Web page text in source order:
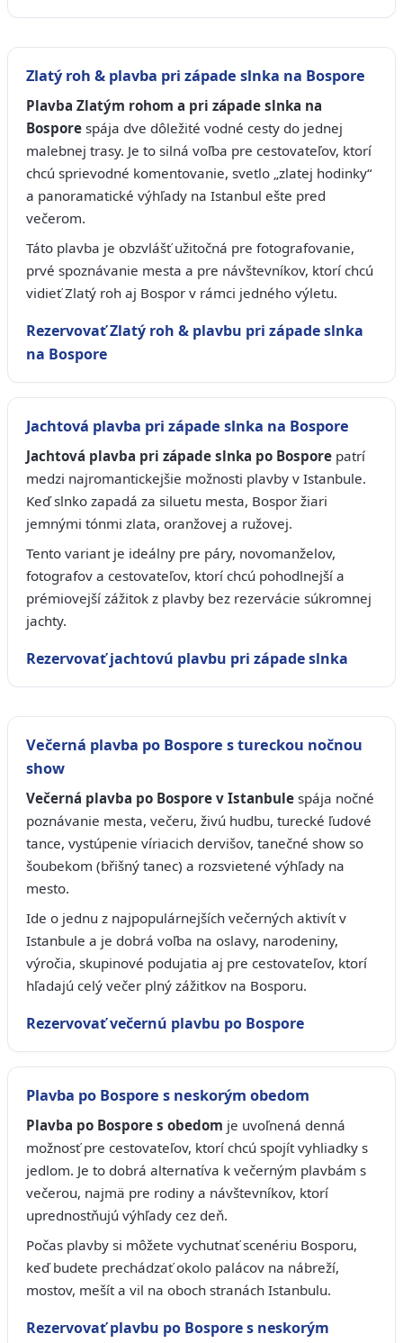
Zlatý roh & plavba pri západe slnka na Bospore
Plavba Zlatým rohom a pri západe slnka na
Bospore spája dve dôležité vodné cesty do jednej
malebnej trasy. Je to silná voľba pre cestovateľov, ktorí
chcú sprievodné komentovanie, svetlo „zlatej hodinky“
a panoramatické výhľady na Istanbul ešte pred
večerom.
Táto plavba je obzvlášť užitočná pre fotografovanie,
prvé spoznávanie mesta a pre návštevníkov, ktorí chcú
vidieť Zlatý roh aj Bospor v rámci jedného výletu.
Rezervovať Zlatý roh & plavbu pri západe slnka
na Bospore
Jachtová plavba pri západe slnka na Bospore
Jachtová plavba pri západe slnka po Bospore patrí
medzi najromantickejšie možnosti plavby v Istanbule.
Keď slnko zapadá za siluetu mesta, Bospor žiari
jemnými tónmi zlata, oranžovej a ružovej.
Tento variant je ideálny pre páry, novomanželov,
fotografov a cestovateľov, ktorí chcú pohodlnejší a
prémiovejší zážitok z plavby bez rezervácie súkromnej
jachty.
Rezervovať jachtovú plavbu pri západe slnka
Večerná plavba po Bospore s tureckou nočnou
show
Večerná plavba po Bospore v Istanbule spája nočné
poznávanie mesta, večeru, živú hudbu, turecké ľudové
tance, vystúpenie víriacich dervišov, tanečné show so
šoubekom (břišný tanec) a rozsvietené výhľady na
mesto.
Ide o jednu z najpopulárnejších večerných aktivít v
Istanbule a je dobrá voľba na oslavy, narodeniny,
výročia, skupinové podujatia aj pre cestovateľov, ktorí
hľadajú celý večer plný zážitkov na Bosporu.
Rezervovať večernú plavbu po Bospore
Plavba po Bospore s neskorým obedom
Plavba po Bospore s obedom je uvoľnená denná
možnosť pre cestovateľov, ktorí chcú spojít vyhliadky s
jedlom. Je to dobrá alternatíva k večerným plavbám s
večerou, najmä pre rodiny a návštevníkov, ktorí
uprednostňujú výhľady cez deň.
Počas plavby si môžete vychutnať scenériu Bosporu,
keď budete prechádzať okolo palácov na nábreží,
mostov, mešít a vil na oboch stranách Istanbulu.
Rezervovať plavbu po Bospore s neskorým